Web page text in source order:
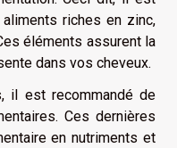
riches en zinc,
éléments assurent la
dans vos cheveux.
il est recommandé de
Ces dernières
en nutriments et